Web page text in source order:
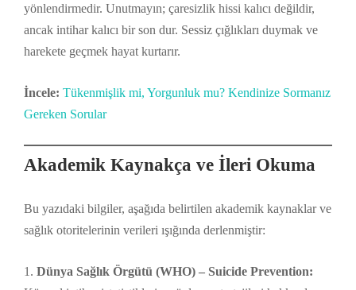
yönlendirmedir. Unutmayın; çaresizlik hissi kalıcı değildir,
ancak intihar kalıcı bir son dur. Sessiz çığlıkları duymak ve
harekete geçmek hayat kurtarır.
İncele: Tükenmişlik mi, Yorgunluk mu? Kendinize Sormanız
Gereken Sorular
Akademik Kaynakça ve İleri Okuma
Bu yazıdaki bilgiler, aşağıda belirtilen akademik kaynaklar ve
sağlık otoritelerinin verileri ışığında derlenmiştir:
Dünya Sağlık Örgütü (WHO) – Suicide Prevention: